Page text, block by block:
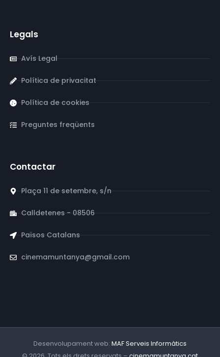
Legals
Avís Legal
Política de privacitat
Política de cookies
Preguntes freqüents
Contactar
Plaça 11 de setembre, s/n
Calldetenes - 08506
Països Catalans
cinemamuntanya@gmail.com
Desenvolupament web: MAF Serveis Informàtics